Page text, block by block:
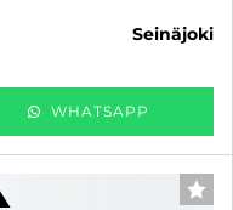
seinäjoki
WHATSAPP